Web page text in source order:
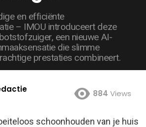
en efficiënte
– IMOU introduceert deze
een nieuwe AI-
die slimme
prestaties combineert.
884 Views
schoonhouden van je huis